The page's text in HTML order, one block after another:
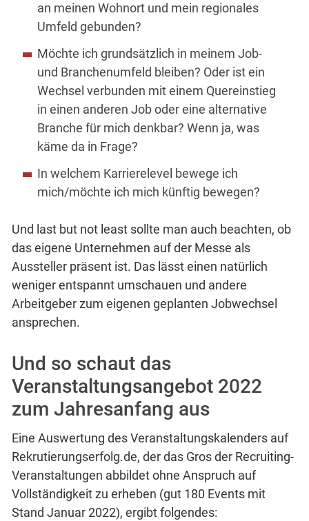
an meinen Wohnort und mein regionales
Umfeld gebunden?
Möchte ich grundsätzlich in meinem Job-
und Branchenumfeld bleiben? Oder ist ein
Wechsel verbunden mit einem Quereinstieg
in einen anderen Job oder eine alternative
Branche für mich denkbar? Wenn ja, was
käme da in Frage?
In welchem Karrierelevel bewege ich
mich/möchte ich mich künftig bewegen?
Und last but not least sollte man auch beachten, ob
das eigene Unternehmen auf der Messe als
Aussteller präsent ist. Das lässt einen natürlich
weniger entspannt umschauen und andere
Arbeitgeber zum eigenen geplanten Jobwechsel
ansprechen.
Und so schaut das
Veranstaltungsangebot 2022
zum Jahresanfang aus
Eine Auswertung des Veranstaltungskalenders auf
Rekrutierungserfolg.de, der das Gros der Recruiting-
Veranstaltungen abbildet ohne Anspruch auf
Vollständigkeit zu erheben (gut 180 Events mit
Stand Januar 2022), ergibt folgendes: